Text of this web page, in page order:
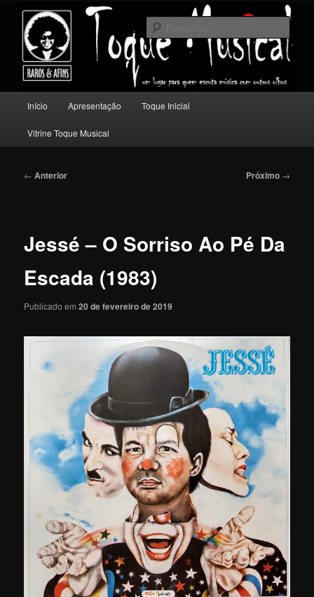
conteúdo
principalToque Musical
Um lugar para quem escuta música com outros olhos.
principal
Início Apresentação Toque Inicial
Vitrine Toque Musical
Navegação
← Anterior Próximo →
Jessé – O Sorriso Ao Pé Da
Escada (1983)
Publicado em20 de fevereiro de 2019